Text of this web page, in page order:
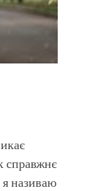
справжнє
я називаю